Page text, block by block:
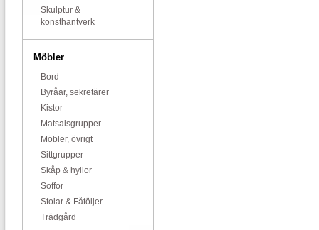
Skulptur &
konsthantverk
Möbler
Bord
Byråar, sekretärer
Kistor
Matsalsgrupper
Möbler, övrigt
Sittgrupper
Skåp & hyllor
Soffor
Stolar & Fåtöljer
Trädgård